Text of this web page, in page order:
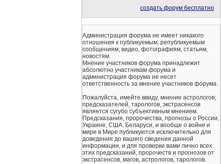
создать форум бесплатно
Администрация форума не имеет никакого
отношения к публикуемым, републикуемым
сообщениям, видео, фотографиям, статьям,
новостям.
Мнение участников форума принадлежит
абсолютно участникам форума и
администрация форума не несет
ответственность за мнение участников форума.
Пожалуйста, имейте ввиду, мнение астрологов,
предсказателей, тарологов, экстрасенсов
является сугубо субъективным мнением.
Предсказания, пророчества, прогнозы о России,
Украине, США, Беларуси, и вообще о войне и
мире в Мире публикуются исключительно для
доведения до вашего сведения данной
информации, и для проверки вами лично всех
этих предсказаний, пророчеств и прогнозов от
экстрасенсов, магов, астрологов, тарологов.